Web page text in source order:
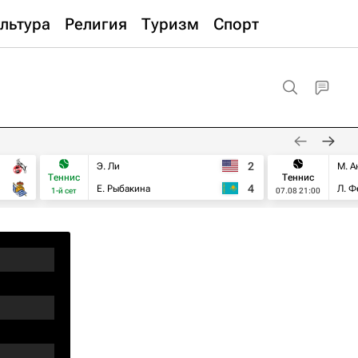
Религия Туризм Спорт
Теннис
1-й сет
Э. Ли
Е. Рыбакина
2
4
Теннис
07.08 21:00
М.
Л.